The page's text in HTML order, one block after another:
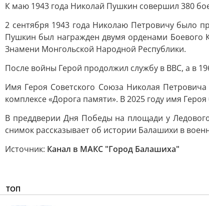
К маю 1943 года Николай Пушкин совершил 380
2 сентября 1943 года Николаю Петровичу было
Пушкин был награжден двумя орденами Боевого
Знамени Монгольской Народной Республики.
После войны Герой продолжил службу в ВВС, а в
Имя Героя Советского Союза Николая
комплексе «Дорога памяти». В 2025 году имя
В преддверии Дня Победы на площади у
снимок рассказывает об истории Балашихи в
Источник: Канал в МАКС "Город Балашиха"
ТОП